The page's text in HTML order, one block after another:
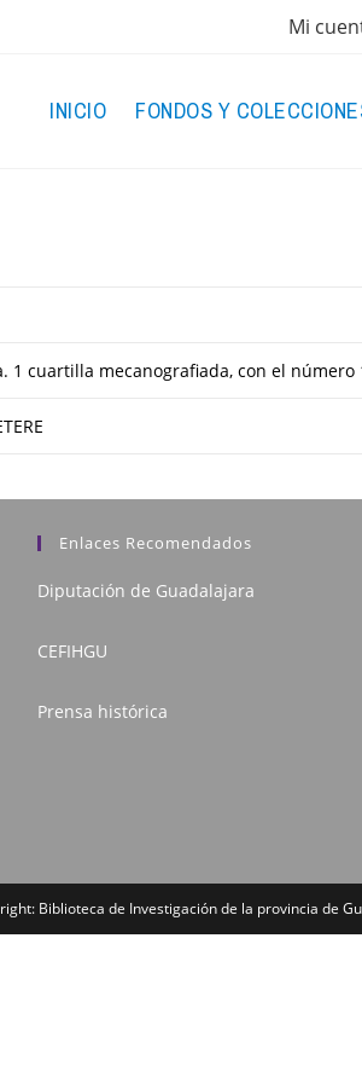
Mi
INICIO FONDOS Y
1 cuartilla mecanografiada, con el número
Enlaces Recomendados
Diputación de Guadalajara
CEFIHGU
Prensa histórica
Biblioteca de Investigación de la provincia de